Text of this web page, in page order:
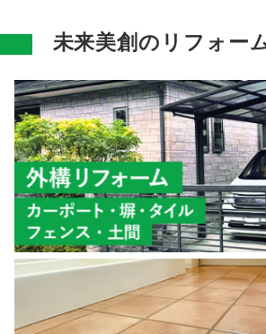
未来美創のリフォー